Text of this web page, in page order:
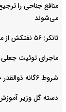
منافع جناحی را
می‌شوند
تانکر: ۵۶ نفتکش از مسیر عمانیِ تنگه هرمز خارج شدند + عکس
ماجرای توئیت
شروط ۶گانه ذوالقدر چیست که امید به توافق ایران و عمان را کاهش داد؟
دسته گل وزیر